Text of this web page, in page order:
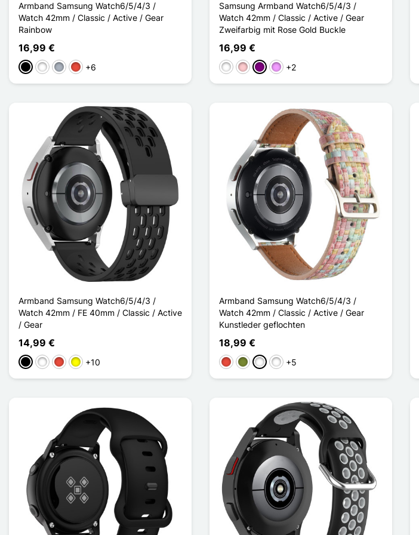
Armband Samsung Watch6/5/4/3 /
Watch 42mm / Classic / Active / Gear
Rainbow
16,99 €
Schwarz
WeißGrauRot +6
Samsung Armband Watch6/5/4/3 /
Watch 42mm / Classic / Active / Gear
Zweifarbig mit Rose Gold Buckle
16,99 €
WeißPinkViolettHellviolett
+2
Armband Samsung Watch6/5/4/3 /
Watch 42mm / FE 40mm / Classic / Active
/ Gear
14,99 €
Schwarz
WeißRot Gelb+10
Armband Samsung Watch6/5/4/3 /
Watch 42mm / Classic / Active / Gear
Kunstleder geflochten
18,99 €
Rot KhakiRose Clair
Vert Clair
+5